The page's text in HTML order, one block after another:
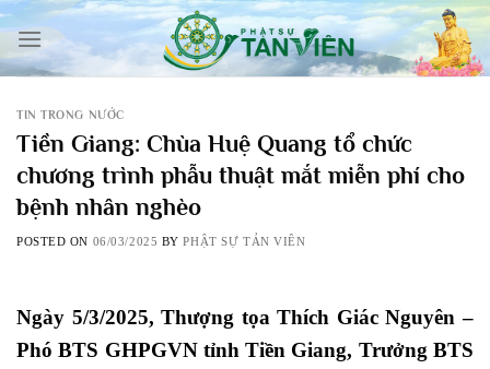
Skip
content
TIN TRONG NƯỚC
Tiền Giang: Chùa Huệ Quang tổ chức
chương trình phẫu thuật mắt miễn phí cho
bệnh nhân nghèo
POSTED ON 06/03/2025 BYPHẬT SỰ TẢN VIÊN
Ngày 5/3/2025, Thượng tọa Thích Giác Nguyên –
Phó BTS GHPGVN tỉnh Tiền Giang, Trưởng BTS